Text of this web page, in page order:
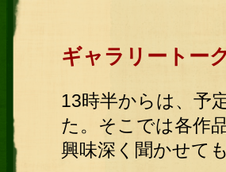
ギャラリートー
13時半からは、予
た。そこでは各作
興味深く聞かせて